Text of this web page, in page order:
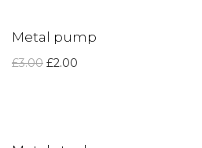
Metal pump
£3.00 £2.00